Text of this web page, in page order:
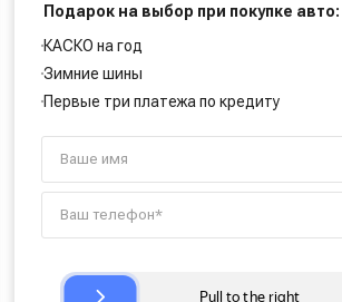
Подарок на выбор при покупке авто:
КАСКО на год
Зимние шины
Первые три платежа по кредиту